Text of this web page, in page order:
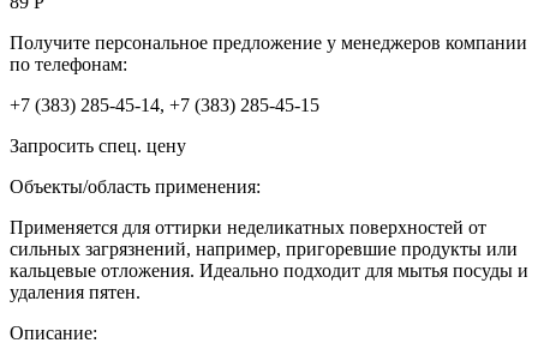
Получите персональное предложение у менеджеров компании
по телефонам:
+7 (383) 285-45-14, +7 (383) 285-45-15
Запросить спец. цену
Объекты/область применения:
Применяется для оттирки неделикатных поверхностей от
сильных загрязнений, например, пригоревшие продукты или
кальцевые отложения. Идеально подходит для мытья посуды и
удаления пятен.
Описание: